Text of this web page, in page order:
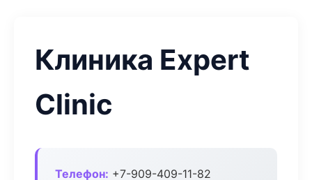
Клиника Expert
Clinic
Телефон: +7-909-409-11-82